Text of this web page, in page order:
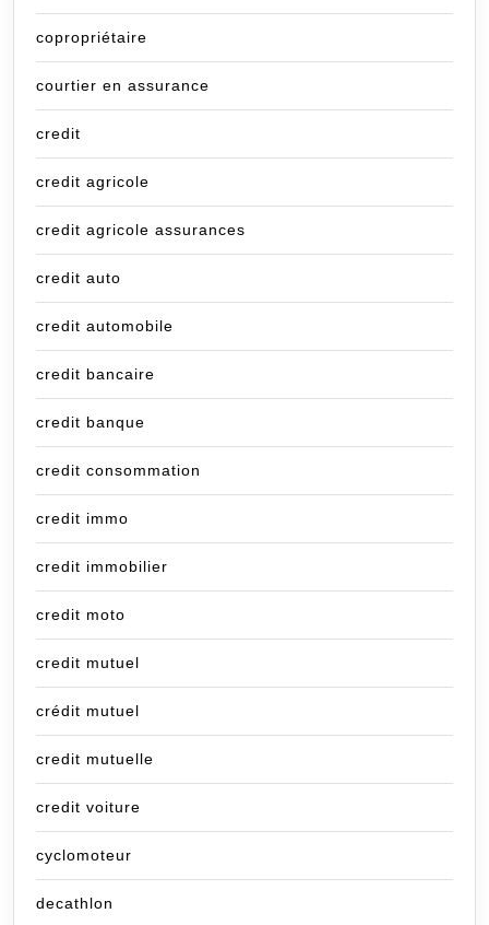
copropriétaire
courtier en assurance
credit
credit agricole
credit agricole assurances
credit auto
credit automobile
credit bancaire
credit banque
credit consommation
credit immo
credit immobilier
credit moto
credit mutuel
crédit mutuel
credit mutuelle
credit voiture
cyclomoteur
decathlon